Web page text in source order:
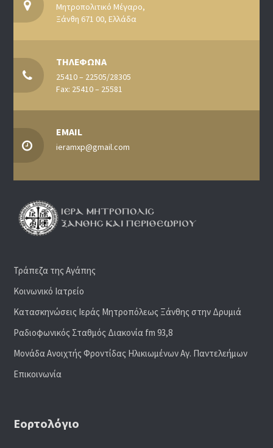
Μητροπολιτικό Μέγαρο,
Ξάνθη 671 00, Ελλάδα
ΤΗΛΕΦΩΝΑ
25410 – 22505/28305
Fax: 25410 – 25581
EMAIL
ieramxp@gmail.com
Τράπεζα της Αγάπης
Κοινωνικό Ιατρείο
Κατασκηνώσεις Ιεράς Μητροπόλεως Ξάνθης στην Δρυμιά
Ραδιoφωνικός Σταθμός Διακονία fm 93,8
Μονάδα Ανοιχτής Φροντίδας Ηλικιωμένων Αγ. Παντελεήμων
Επικοινωνία
Εορτολόγιο